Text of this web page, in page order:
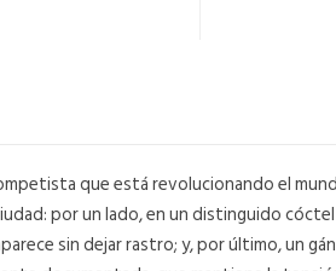
que está revolucionando el
por un lado, en un distinguido
sin dejar rastro; y, por último, un